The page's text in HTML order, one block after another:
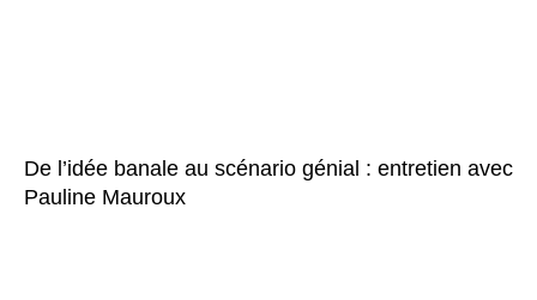
De l’idée banale au scénario génial : entretien avec
Pauline Mauroux